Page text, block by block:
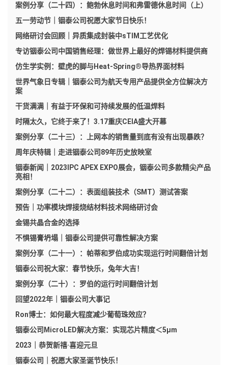
案例分享（二十四）：鲍勃休息时间和弗雷德休息时间（上）
五一劳动节｜铟泰公司祝愿大家节日快乐！
网络研讨会回顾｜异质集成封装中sTIM工艺优化
专访铟泰公司中国销售经理：做世界上最好的焊锡材料提供商
仿生学实例：壁虎的脚与Heat-Spring®导热界面材料
世界气象日专辑｜铟泰公司为航天专用产品提供全方位解决方
案
干货满满｜有益于环保和可持续发展的低温焊料
时隔太久，它终于来了！3.17重庆CEIA盛大开幕
案例分享（二十三）：上网本的销售量到底有没有出现暴跌？
周年庆特辑｜走进铟泰公司89年历史放映室
铟泰新闻｜2023IPC APEX EXPO展会，铟泰公司多款精尖产品
亮相！
案例分享（二十二）：表面组装技术（SMT）测试答案
预告｜功率模块焊接烧结材料技术网络研讨会
金锡共晶合金的选择
不惧锡膏坍塌｜铟泰公司提供可靠性解决方案
案例分享（二十一）：帕蒂和罗伯成功实现运行时间翻倍计划
铟泰公司祝大家：春节快乐，兔年大吉！
案例分享（二十）：罗伯的运行时间翻倍计划
回望2022年｜铟泰公司大事记
Ron博士：如何最大程度减少葡萄珠效应？
铟泰公司MicroLED解决方案：实现芯片精度＜5μm
2023｜恭贺新禧·喜迎元旦
铟泰公司｜祝愿大家圣诞节快乐！